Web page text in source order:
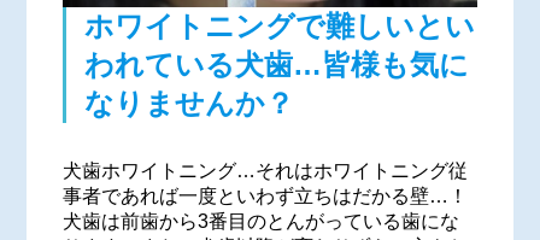
ホワイトニングで難しいとい
われている犬歯…皆様も気に
なりませんか？
犬歯ホワイトニング…それはホワイトニング従
事者であれば一度といわず立ちはだかる壁…！
犬歯は前歯から3番目のとんがっている歯にな